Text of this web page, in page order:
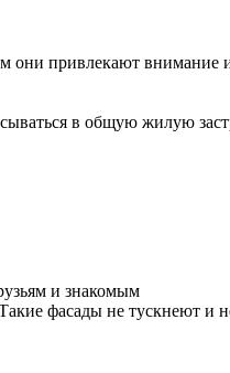
привлекают внимание
в общую жилую
и знакомым
фасады не тускнеют